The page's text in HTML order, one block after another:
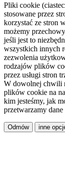
Pliki cookie
stosowane przez
korzystać ze stron
możemy
jeśli jest to
wszystkich innych
zezwolenia
rodzajów plików
przez usługi stron
W dowolnej chwili
plików cookie na
kim jesteśmy, jak
przetwarzamy
Odmów inne